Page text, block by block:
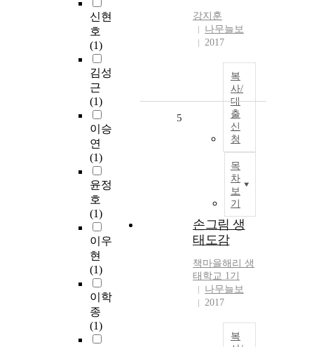
신현
호
(1)
김성
근
(1)
이승
연
(1)
윤정
호
(1)
이우
현
(1)
이학
종
(1)
강지훈
나무늘보
2017
복
사/
대
출
신
청
목
차
보
기
5
손그림 생
태도감
책마을해리 생
태학교 1기
나무늘보
2017
복